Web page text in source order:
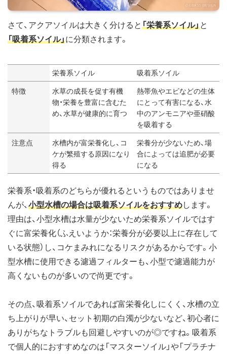
さて、アクアソイルは大きく分けると「栄養系ソイル」と
「吸着系ソイル」に分類されます。
栄養系ソイル 吸着系ソイル
特徴
水草の成長を促す有機
物・栄養を豊富に含むた
め、水草が健康的に育つ
熱帯魚やエビなどの生体
にとって有害になる、水
中のアンモニアや亜硝酸
を吸着する
注意点
水槽内が富栄養化し、コ
ケが繁殖する原因になり
得る
栄養分が少ないため、場
合によっては追肥が必要
になる
栄養系・吸着系のどちらが優れるというものではありませ
んが、 小型水槽の場合は吸着系ソイルをおすすめします。
理由は、小型水槽は水量が少ないため栄養系ソイルではす
ぐに富栄養化（ふえいようか：栄養分が必要以上に存在して
いる状態）し、コケまみれになるリスクがあるからです。小
型水槽に使用できる濾過フィルターも、小型で濾過能力が
高くないものが多いので尚更です。
その点、吸着系ソイルであれば富栄養化しにくく、水槽の立
ち上がりが早い、セット初期の白濁が少ないなど、初心者に
ありがちなトラブルも回避しやすいのが◎ですね。吸着系
で個人的におすすめなのは「マスターソイル」や「プラチナ